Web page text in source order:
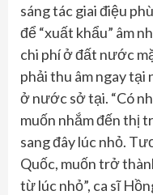
sáng tác giai điệu
để “xuất khẩu” âm
chi phí ở đất nước
phải thu âm ngay tại
ở nước sở tại. “Có
muốn nhắm đến thị
sang đây lúc nhỏ.
Quốc, muốn trở
từ lúc nhỏ”, ca sĩ